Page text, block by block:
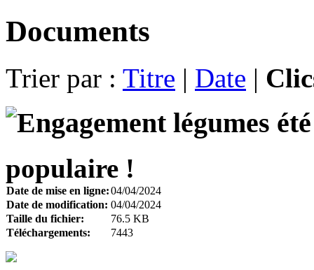
Documents
Trier par : Titre | Date |
populaire !
Date de mise en ligne:04/04/2024
Date de modification: 04/04/2024
Taille du fichier:
76.5 KB
Téléchargements:
7443